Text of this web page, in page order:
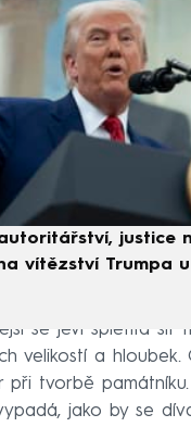
justice
vítězství Trumpa
se jeví spletitá síť
velikostí a hloubek.
při tvorbě
jako by se